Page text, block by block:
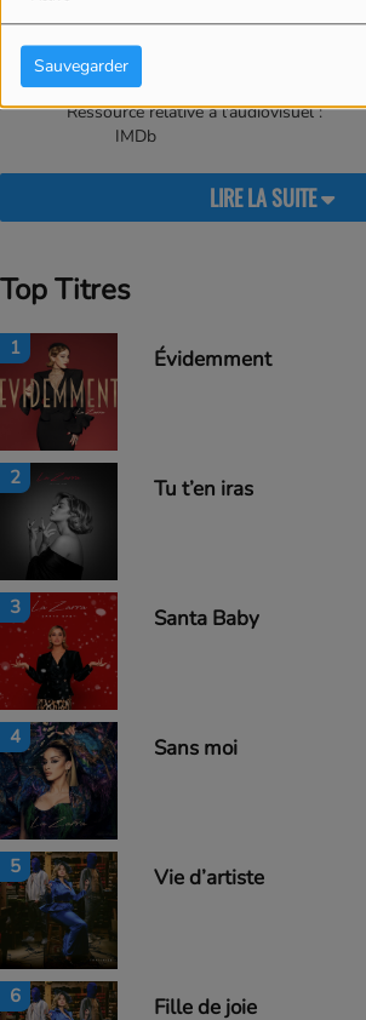
Sauvegarder
MusicBrainz
Rate Your Music
SoundCloud
Ressource relative à l'audiovisuel:
IMDb
LIRE LA SUITE
Top Titres
1 Évidemment
2 Tu t’en iras
3 Santa Baby
4 Sans moi
5 Vie d’artiste
6 Fille de joie